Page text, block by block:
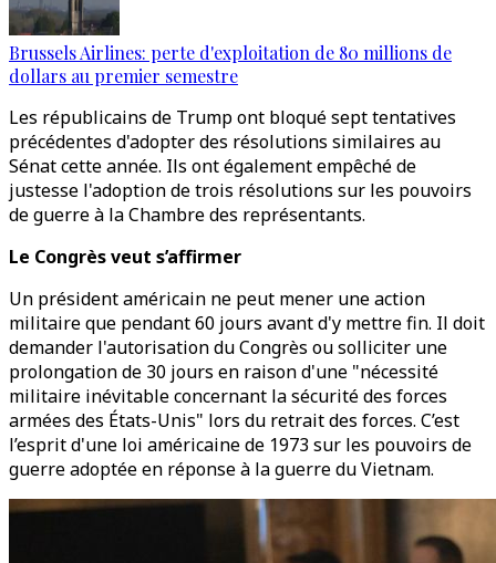
Brussels Airlines: perte d'exploitation de 80 millions de
dollars au premier semestre
Les républicains de Trump ont bloqué sept tentatives
précédentes d'adopter des résolutions similaires au
Sénat cette année. Ils ont également empêché de
justesse l'adoption de trois résolutions sur les pouvoirs
de guerre à la Chambre des représentants.
Le Congrès veut s’affirmer
Un président américain ne peut mener une action
militaire que pendant 60 jours avant d'y mettre fin. Il doit
demander l'autorisation du Congrès ou solliciter une
prolongation de 30 jours en raison d'une "nécessité
militaire inévitable concernant la sécurité des forces
armées des États-Unis" lors du retrait des forces. C’est
l’esprit d'une loi américaine de 1973 sur les pouvoirs de
guerre adoptée en réponse à la guerre du Vietnam.